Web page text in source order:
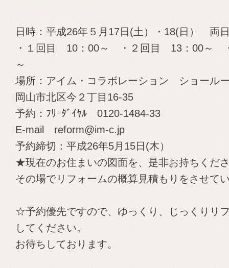
日時 ：平成26年５月17日(土）・18(日） 両
・１回目 10：00～ ・２回目 13：00～
～
場所 ：アイム・コラボレーション ショール
岡山市北区今２丁目16-35
予約 ：ﾌﾘｰﾀﾞｲﾔﾙ 0120-1484-33
E-mail reform@im-c.jp
予約締切 ：平成26年5月15日(木）
★現在のお住まいの図面を、是非お持ちくだ
その場でリフォームの概算見積もりをさせて
☆予約優先ですので、ゆっくり、じっくりリ
してください。
お待ちしております。